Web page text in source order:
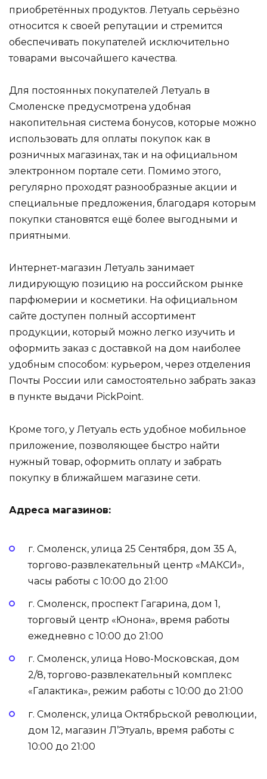
приобретённых продуктов. Летуаль серьёзно
относится к своей репутации и стремится
обеспечивать покупателей исключительно
товарами высочайшего качества.
Для постоянных покупателей Летуаль в
Смоленске предусмотрена удобная
накопительная система бонусов, которые можно
использовать для оплаты покупок как в
розничных магазинах, так и на официальном
электронном портале сети. Помимо этого,
регулярно проходят разнообразные акции и
специальные предложения, благодаря которым
покупки становятся ещё более выгодными и
приятными.
Интернет-магазин Летуаль занимает
лидирующую позицию на российском рынке
парфюмерии и косметики. На официальном
сайте доступен полный ассортимент
продукции, который можно легко изучить и
оформить заказ с доставкой на дом наиболее
удобным способом: курьером, через отделения
Почты России или самостоятельно забрать заказ
в пункте выдачи PickPoint.
Кроме того, у Летуаль есть удобное мобильное
приложение, позволяющее быстро найти
нужный товар, оформить оплату и забрать
покупку в ближайшем магазине сети.
Адреса магазинов:
г. Смоленск, улица 25 Сентября, дом 35 А,
торгово-развлекательный центр «МАКСИ»,
часы работы с 10:00 до 21:00
г. Смоленск, проспект Гагарина, дом 1,
торговый центр «Юнона», время работы
ежедневно с 10:00 до 21:00
г. Смоленск, улица Ново-Московская, дом
2/8, торгово-развлекательный комплекс
«Галактика», режим работы с 10:00 до 21:00
г. Смоленск, улица Октябрьской революции,
дом 12, магазин Л’Этуаль, время работы с
10:00 до 21:00